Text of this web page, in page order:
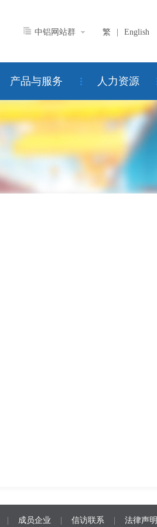
繁 English
中铝网站群
产品与服务 人力资源
成员企业 信访联系 法律声明